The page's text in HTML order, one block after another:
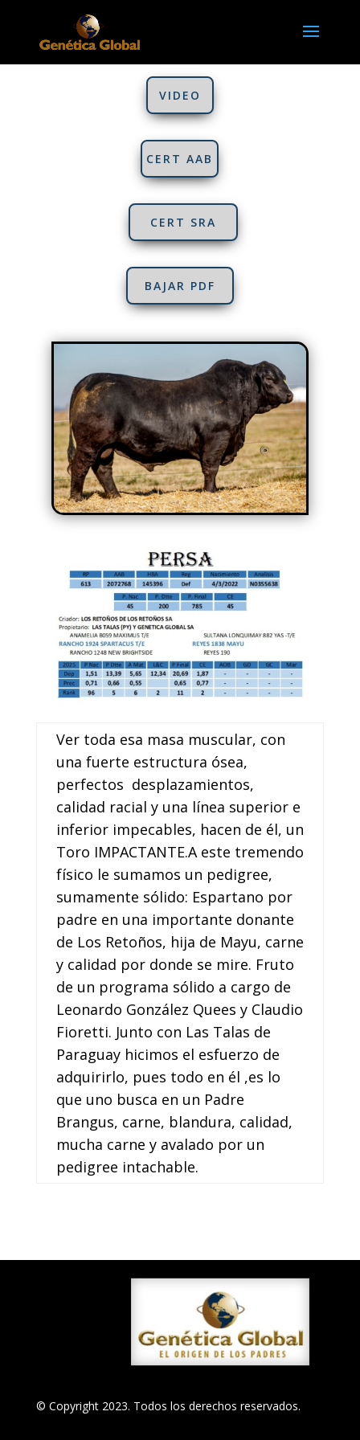
VIDEO
CERT AAB
CERT SRA
BAJAR PDF
Ver toda esa masa muscular, con
una fuerte estructura ósea,
perfectos desplazamientos,
calidad racial y una línea superior e
inferior impecables, hacen de él, un
Toro IMPACTANTE.A este tremendo
físico le sumamos un pedigree,
sumamente sólido: Espartano por
padre en una importante donante
de Los Retoños, hija de Mayu, carne
y calidad por donde se mire. Fruto
de un programa sólido a cargo de
Leonardo González Quees y Claudio
Fioretti. Junto con Las Talas de
Paraguay hicimos el esfuerzo de
adquirirlo, pues todo en él ,es lo
que uno busca en un Padre
Brangus, carne, blandura, calidad,
mucha carne y avalado por un
pedigree intachable.
© Copyright 2023. Todos los derechos reservados.